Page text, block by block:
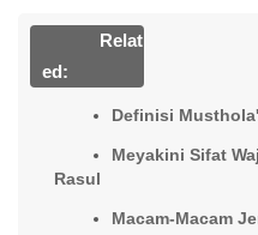
Relat
Ed:
Definisi
Meyakini Sifat
Rasul
Macam-Macam